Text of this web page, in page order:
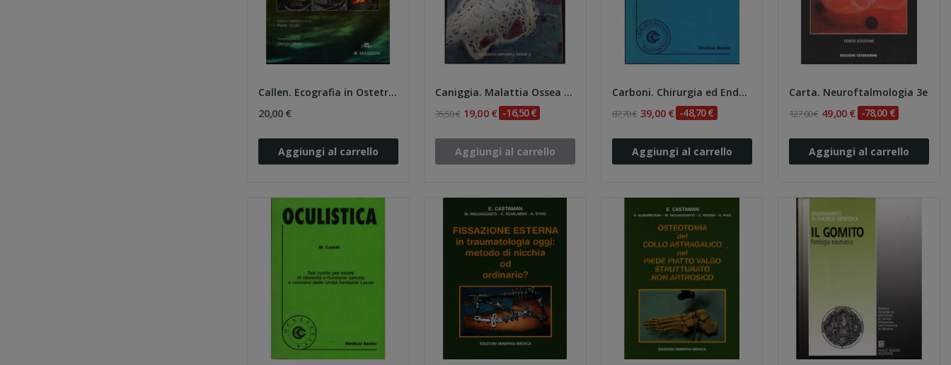
Callen. Ecografia in Ostetricia e Ginecologia 5e
20,00 €
Aggiungi al carrello
Caniggia. Malattia Ossea di Paget- Testo Atlante
35,50 € 19,00 € -16,50 €
Aggiungi al carrello
Carboni. Chirurgia ed Endoscopia Digestiva
87,70 € 39,00 € -48,70 €
Aggiungi al carrello
Carta. Neuroftalmologia 3e
127,00 € 49,00 € -78,00 €
Aggiungi al carrello